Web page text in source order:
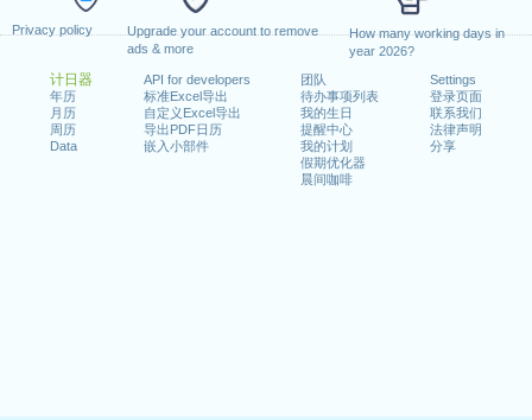
Privacy policy
Upgrade your account to remove
ads & more
How many working days in
year 2026?
计日器
年历
月历
周历
Data
API for developers
标准Excel导出
自定义Excel导出
导出PDF日历
嵌入小部件
团队
待办事项列表
我的生日
提醒中心
我的计划
假期优化器
晨间咖啡
Settings
登录页面
联系我们
法律声明
分享